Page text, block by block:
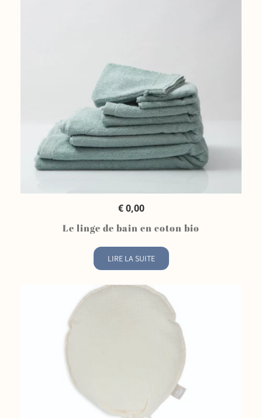
QUICK VIEW
€0,00
Le linge de bain en coton bio
LIRE LA SUITE